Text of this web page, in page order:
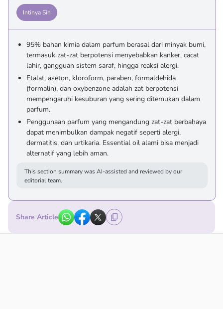
Intinya Sih
95% bahan kimia dalam parfum berasal dari minyak bumi,
termasuk zat-zat berpotensi menyebabkan kanker, cacat
lahir, gangguan sistem saraf, hingga reaksi alergi.
Ftalat, aseton, kloroform, paraben, formaldehida
(formalin), dan oxybenzone adalah zat berpotensi
mempengaruhi kesuburan yang sering ditemukan dalam
parfum.
Penggunaan parfum yang mengandung zat-zat berbahaya
dapat menimbulkan dampak negatif seperti alergi,
dermatitis, dan urtikaria. Essential oil alami bisa menjadi
alternatif yang lebih aman.
This section summary was AI-assisted and reviewed by our
editorial team.
Share Article